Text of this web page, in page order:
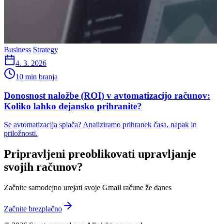
Business Strategy
4. 3. 2026
10 min branja
Donosnost naložbe (ROI) v avtomatizacijo računov:
Koliko lahko dejansko prihranite?
Se avtomatizacija splača? Analiziramo prihranek časa, napak in
priložnosti.
Pripravljeni preoblikovati upravljanje
svojih računov?
Začnite samodejno urejati svoje Gmail račune že danes
Začnite brezplačno